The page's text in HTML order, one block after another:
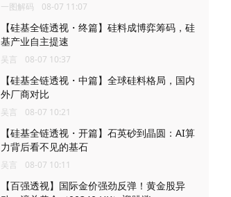
一图解码 08-07 11:07
【硅基全链透视・终篇】硅料成博弈筹码，硅
基产业自主提速
吴言 08-07 10:37
【硅基全链透视・中篇】全球硅料格局，国内
外厂商对比
吴言 08-07 10:21
【硅基全链透视・开篇】石英砂到晶圆：AI算
力背后看不见的基石
吴言 08-07 10:11
【百强透视】国际金价强劲反弹！黄金股异